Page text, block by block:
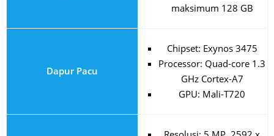
maksimum 128 GB
Dapur Pacu
Chipset: Exynos 3475
Processor: Quad-core 1.3
GHz Cortex-A7
GPU: Mali-T720